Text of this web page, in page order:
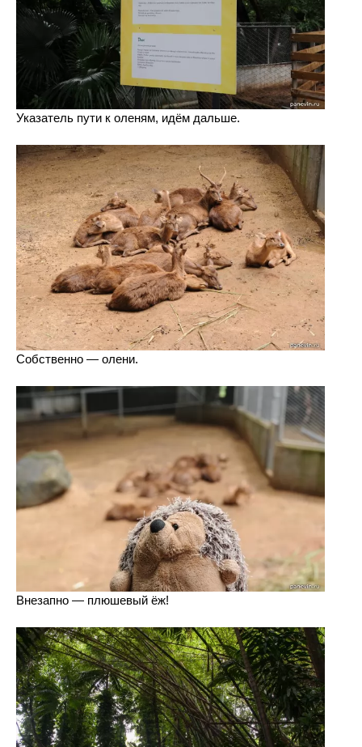
Указатель пути к оленям, идём дальше.
Собственно — олени.
Внезапно — плюшевый ёж!